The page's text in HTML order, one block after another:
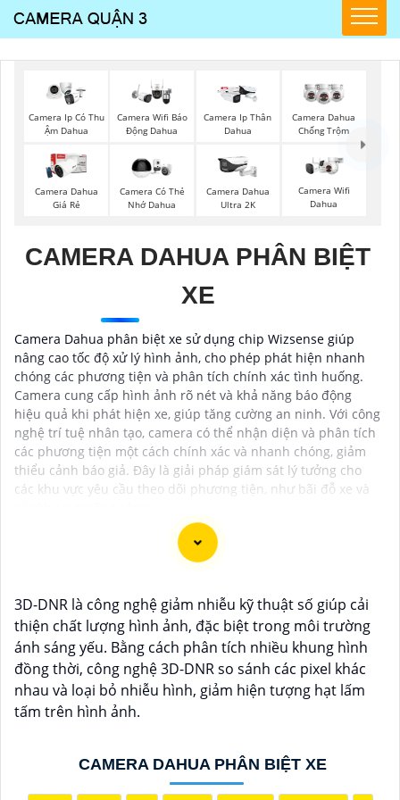
Camera Ip Có Thu
Ậm Dahua
Camera Wifi Báo
Động Dahua
Camera Ip Thân
Dahua
Camera Dahua
Chống Trộm
Camera Dahua
Giá Rẻ
Camera Có Thẻ
Nhớ Dahua
Camera Dahua
Ultra 2K
Camera Wifi
Dahua
CAMERA DAHUA PHÂN BIỆT
XE
Camera Dahua phân biệt xe sử dụng chip Wizsense giúp
nâng cao tốc độ xử lý hình ảnh, cho phép phát hiện nhanh
chóng các phương tiện và phân tích chính xác tình huống.
Camera cung cấp hình ảnh rõ nét và khả năng báo động
hiệu quả khi phát hiện xe, giúp tăng cường an ninh. Với công
nghệ trí tuệ nhân tạo, camera có thể nhận diện và phân tích
các phương tiện một cách chính xác và nhanh chóng, giảm
thiểu cảnh báo giả. Đây là giải pháp giám sát lý tưởng cho
các khu vực yêu cầu theo dõi phương tiện, như bãi đỗ xe và
Dạ chắc chắn, đây là tư vấn của tôi về Camera Dahua
chính hãng giá rẻ và chất lượng:
1:Camera Dahua là một thương hiệu nổi tiếng về sản
phẩm an ninh và giám sát.⚒2:Để Hoàn toàn tin cậy
mua Camera Dahua chính hãng, bạn nên mua từ các
cửa hàng uy tín hoặc các đại lý chính thức của
đổi tùy vào model và chức năng của camera. Bạn nên
tìm hiểu kỹ trước khi đầu tư.🎖️4: Chất lượng của
Camera Dahua được đánh giá cao với độ phân giải
3D-DNR là công nghệ giảm nhiễu kỹ thuật số giúp cải
thiện chất lượng hình ảnh, đặc biệt trong môi trường
ánh sáng yếu. Bằng cách phân tích nhiều khung hình
đồng thời, công nghệ 3D-DNR so sánh các pixel khác
nhau và loại bỏ nhiễu hình, giảm hiện tượng hạt lấm
tấm trên hình ảnh.
CAMERA DAHUA PHÂN BIỆT XE